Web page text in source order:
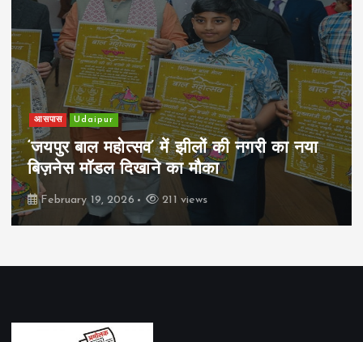
आसपास Udaipur
‘जयपुर बाल महोत्सव’ में झीलों की नगरी का नया
बिज़नेस मॉडल दिखाने का मौका
February 19, 2026 211 views